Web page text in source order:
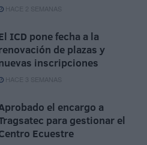
HACE 2 SEMANAS
ICD pone fecha a la
de plazas y
inscripciones
HACE 3 SEMANAS
el encargo a
para gestionar el
Ecuestre